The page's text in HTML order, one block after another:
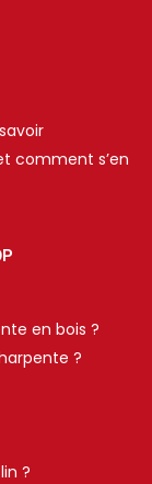
comment s’en
en bois ?
?
?